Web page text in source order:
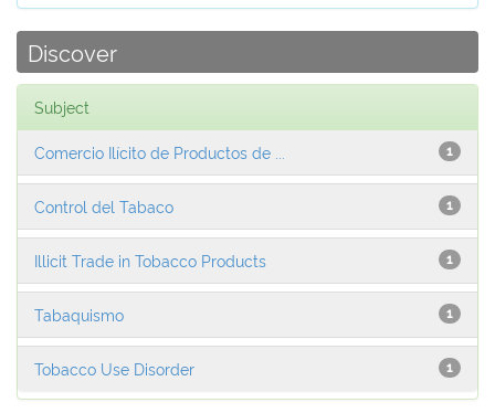
Discover
Subject
1
Comercio Ilícito de Productos de ...
1
Control del Tabaco
1
Illicit Trade in Tobacco Products
1
Tabaquismo
1
Tobacco Use Disorder